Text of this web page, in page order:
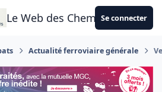
Le Web des CheminotsSe connecter
Actualité ferroviaire générale